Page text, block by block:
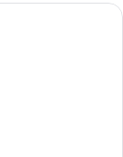
twee witte rieten